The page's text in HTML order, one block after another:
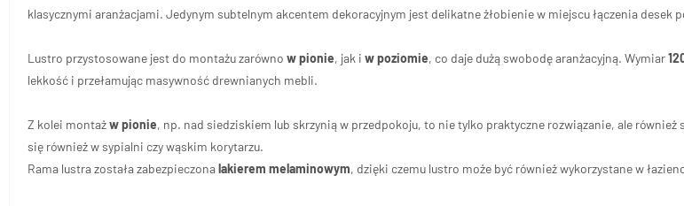
klasycznymi aranżacjami. Jedynym subtelnym akcentem dekoracyjnym jest delikatne żłobienie w miejscu łączenia
Lustro przystosowane jest do montażu zarówno w pionie, jak i w poziomie, co daje dużą swobodę aranżacyjną. Wymiar
lekkość i przełamując masywność drewnianych mebli.
Z kolei montażw pionie, np. nad siedziskiem lub skrzynią w przedpokoju, to nie tylko praktyczne rozwiązanie, ale
się również w sypialni czy wąskim korytarzu.
Rama lustra została zabezpieczonalakierem melaminowym, dzięki czemu lustro może być również wykorzystane w